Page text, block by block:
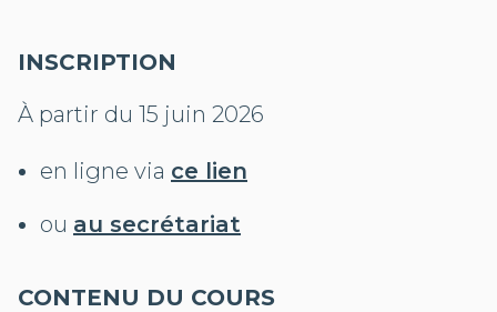
INSCRIPTION
À partir du 15 juin 2026
en ligne via ce lien
ou au secrétariat
CONTENU DU COURS